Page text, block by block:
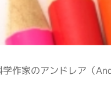
作家のアンドレア（